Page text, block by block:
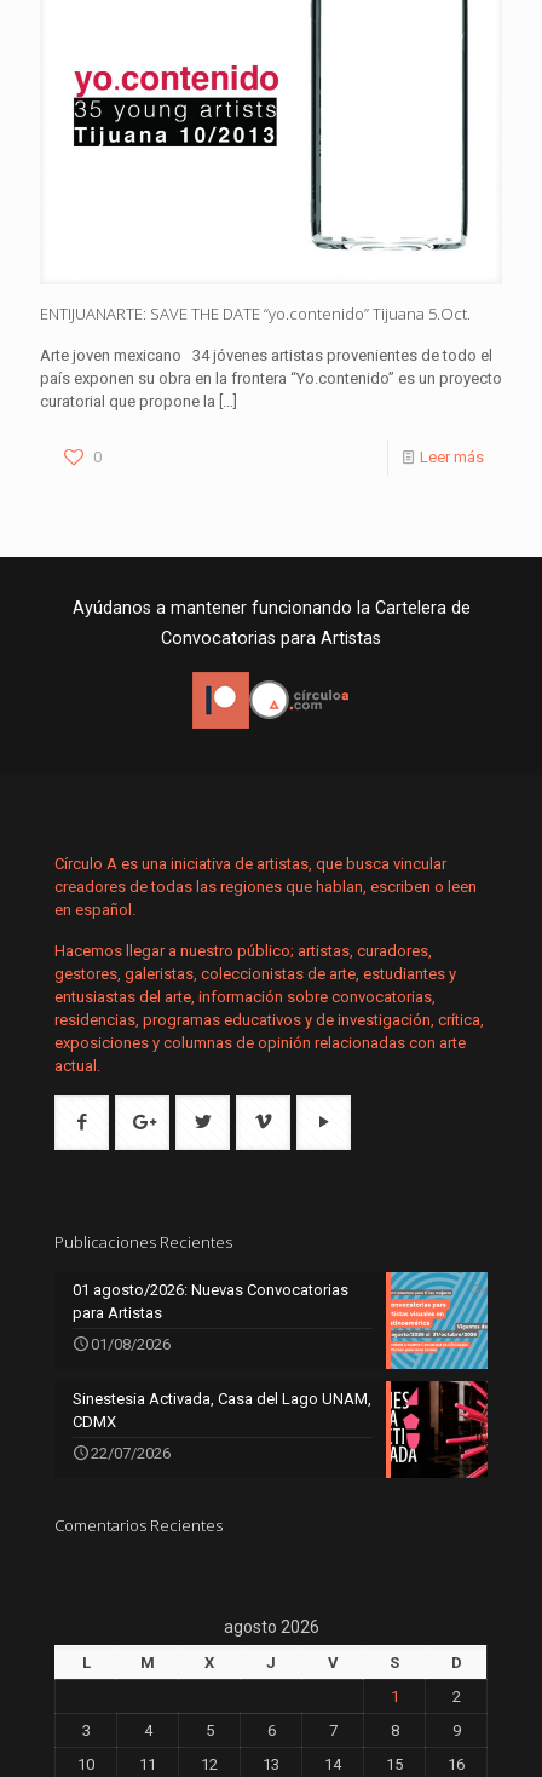
ENTIJUANARTE: SAVE THE DATE “yo.contenido” Tijuana 5.Oct.
Arte joven mexicano 34 jóvenes artistas provenientes de todo el
país exponen su obra en la frontera “Yo.contenido” es un proyecto
curatorial que propone la […]
0 Leer más
Ayúdanos a mantener funcionando la Cartelera de
Convocatorias para Artistas
Círculo A es una iniciativa de artistas, que busca vincular
creadores de todas las regiones que hablan, escriben o leen
en español.
Hacemos llegar a nuestro público; artistas, curadores,
gestores, galeristas, coleccionistas de arte, estudiantes y
entusiastas del arte, información sobre convocatorias,
residencias, programas educativos y de investigación, crítica,
exposiciones y columnas de opinión relacionadas con arte
actual.
Publicaciones Recientes
01 agosto/2026: Nuevas Convocatorias
para Artistas
01/08/2026
Sinestesia Activada, Casa del Lago UNAM,
CDMX
22/07/2026
Comentarios Recientes
agosto 2026
L M X J V S
D
1
2
3
4 5 6 7 8
9
10
11 12 13 14 15 16